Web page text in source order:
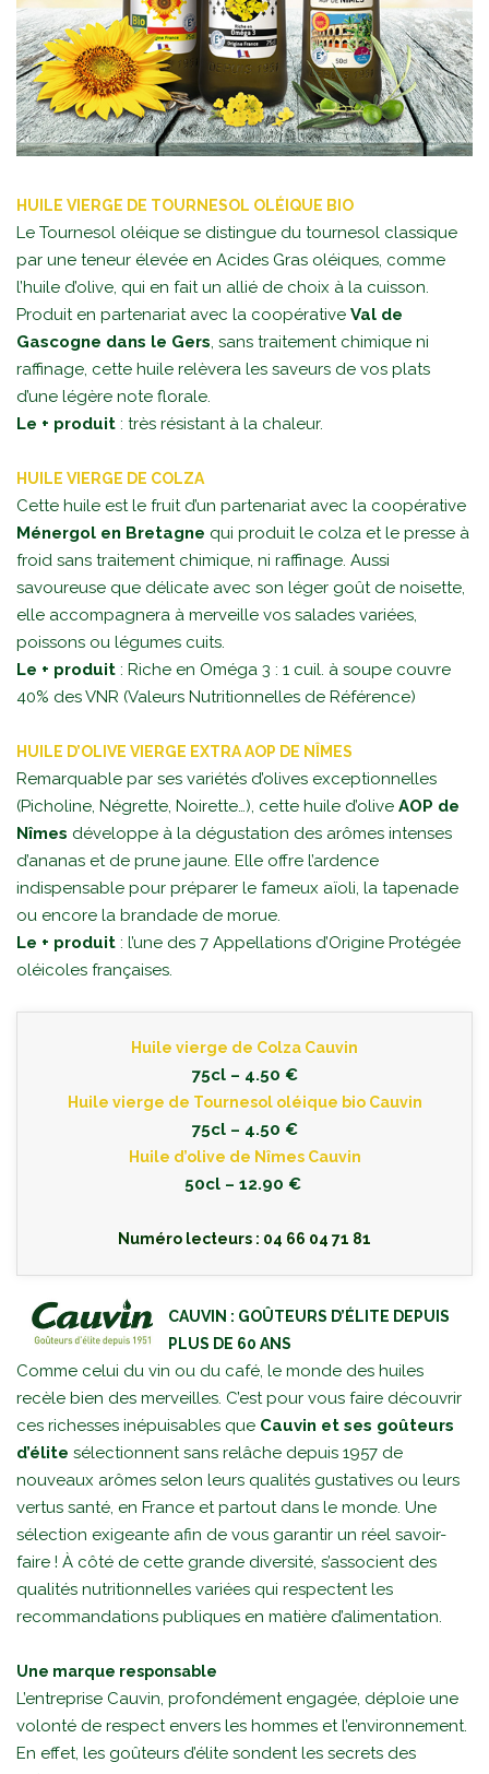
HUILE VIERGE DE TOURNESOL OLÉIQUE BIO
Le Tournesol oléique se distingue du tournesol classique
par une teneur élevée en Acides Gras oléiques, comme
l’huile d’olive, qui en fait un allié de choix à la cuisson.
Produit en partenariat avec la coopérative Val de
Gascogne dans le Gers, sans traitement chimique ni
raffinage, cette huile relèvera les saveurs de vos plats
d’une légère note florale.
Le + produit : très résistant à la chaleur.
HUILE VIERGE DE COLZA
Cette huile est le fruit d’un partenariat avec la coopérative
Ménergol en Bretagne qui produit le colza et le presse à
froid sans traitement chimique, ni raffinage. Aussi
savoureuse que délicate avec son léger goût de noisette,
elle accompagnera à merveille vos salades variées,
poissons ou légumes cuits.
Le + produit : Riche en Oméga 3 : 1 cuil. à soupe couvre
40% des VNR (Valeurs Nutritionnelles de Référence)
HUILE D’OLIVE VIERGE EXTRA AOP DE NÎMES
Remarquable par ses variétés d’olives exceptionnelles
(Picholine, Négrette, Noirette…), cette huile d’olive AOP de
Nîmes développe à la dégustation des arômes intenses
d’ananas et de prune jaune. Elle offre l’ardence
indispensable pour préparer le fameux aïoli, la tapenade
ou encore la brandade de morue.
Le + produit : l’une des 7 Appellations d’Origine Protégée
oléicoles françaises.
Huile vierge de Colza Cauvin
75cl – 4.50 €
Huile vierge de Tournesol oléique bio Cauvin
75cl – 4.50 €
Huile d’olive de Nîmes Cauvin
50cl – 12.90 €
Numéro lecteurs : 04 66 04 71 81
CAUVIN : GOÛTEURS D’ÉLITE DEPUIS
PLUS DE 60 ANS
Comme celui du vin ou du café, le monde des huiles
recèle bien des merveilles. C’est pour vous faire découvrir
ces richesses inépuisables que Cauvin et ses goûteurs
d’élite sélectionnent sans relâche depuis 1957 de
nouveaux arômes selon leurs qualités gustatives ou leurs
vertus santé, en France et partout dans le monde. Une
sélection exigeante afin de vous garantir un réel savoir-
faire ! À côté de cette grande diversité, s’associent des
qualités nutritionnelles variées qui respectent les
recommandations publiques en matière d’alimentation.
Une marque responsable
L’entreprise Cauvin, profondément engagée, déploie une
volonté de respect envers les hommes et l’environnement.
En effet, les goûteurs d’élite sondent les secrets des